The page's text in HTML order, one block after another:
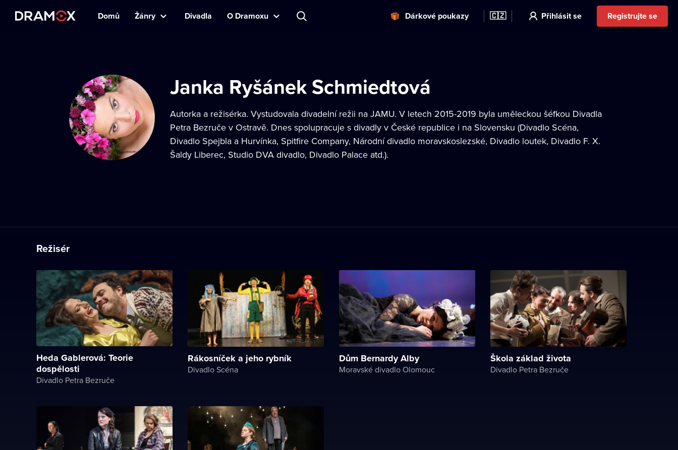
Domů Žánry Divadla O Dramoxu Dárkové poukazy 🇨🇿 Přihlásit se Registrujte se
Janka Ryšánek Schmiedtová
Autorka a režisérka. Vystudovala divadelní režii na JAMU. V letech 2015-2019 byla uměleckou šéfkou Divadla
Petra Bezruče v Ostravě. Dnes spolupracuje s divadly v České republice i na Slovensku (Divadlo Scéna,
Divadlo Spejbla a Hurvínka, Spitfire Company, Národní divadlo moravskoslezské, Divadlo loutek, Divadlo F. X.
Šaldy Liberec, Studio DVA divadlo, Divadlo Palace atd.).
Režisér
Heda Gablerová: Teorie
dospělosti
Divadlo Petra Bezruče
Rákosníček a jeho rybník
Divadlo Scéna
Dům Bernardy Alby
Moravské divadlo Olomouc
Škola základ života
Divadlo Petra Bezruče